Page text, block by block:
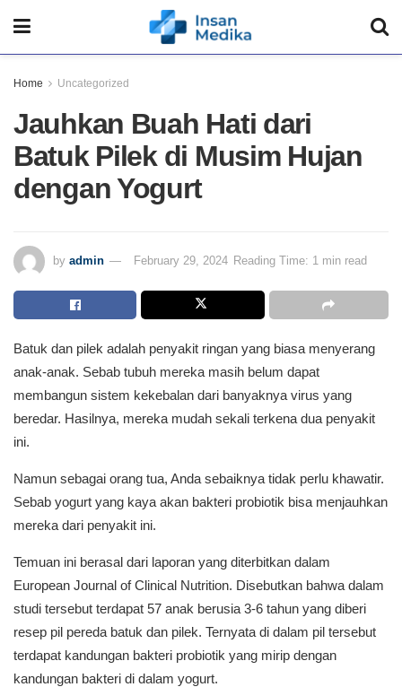
Home Uncategorized
Jauhkan Buah Hati dari
Batuk Pilek di Musim Hujan
dengan Yogurt
by admin February 29, 2024 Reading Time: 1 min read
Batuk dan pilek adalah penyakit ringan yang biasa menyerang
anak-anak. Sebab tubuh mereka masih belum dapat
membangun sistem kekebalan dari banyaknya virus yang
beredar. Hasilnya, mereka mudah sekali terkena dua penyakit
ini.
Namun sebagai orang tua, Anda sebaiknya tidak perlu khawatir.
Sebab yogurt yang kaya akan bakteri probiotik bisa menjauhkan
mereka dari penyakit ini.
Temuan ini berasal dari laporan yang diterbitkan dalam
European Journal of Clinical Nutrition. Disebutkan bahwa dalam
studi tersebut terdapat 57 anak berusia 3-6 tahun yang diberi
resep pil pereda batuk dan pilek. Ternyata di dalam pil tersebut
terdapat kandungan bakteri probiotik yang mirip dengan
kandungan bakteri di dalam yogurt.